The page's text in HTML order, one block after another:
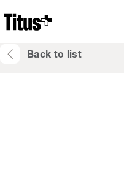
Home
Back to list